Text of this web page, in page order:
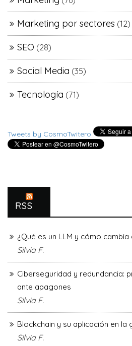
Marketing por sectores (12)
SEO (28)
Social Media (35)
Tecnología (71)
Tweets by CosmoTwitero
RSS
¿Qué es un LLM y cómo
Silvia F.
Ciberseguridad y redundancia:
ante apagones
Silvia F.
Blockchain y su aplicación en la
Silvia F.